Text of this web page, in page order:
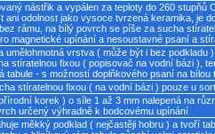
nástřik a vypálen za teploty do 260 stupňů
ani odolnost jako vysoce tvrzená keramika, je
rámu, na bílý povrch se píše za sucha
magnetické upínání a nesoustavné psaní a
umělohmotná vrstva ( může být i bez podkladu
stíratelnou fixou ( popisovač na vodní bázi ),
tabule - s možností doplňkového psaní na bílou
stíratelnou fixou ( na vodní bázi ) pouze u
korek ) o síle 1 až 3 mm nalepená na
určený výhradně k bodcovému upínání
měkký podklad ( nejčastěji hobru ) a tvoří